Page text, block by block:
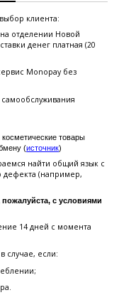
клиента:
отделении Новой
денег платная (20
Monopay без
товары
(источник)
найти общий язык с
дефекта (например,
с условиями
14 дней с момента
случае, если: